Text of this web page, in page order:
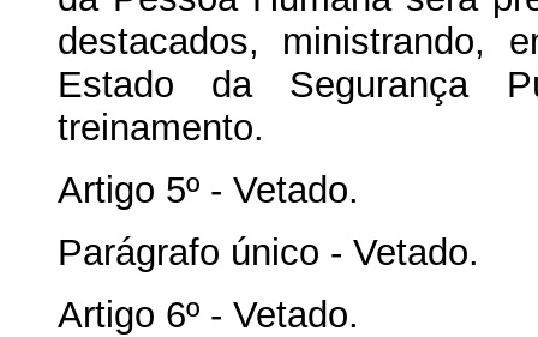
destacados, ministrando,
Estado da Segurança
treinamento.
Artigo 5º - Vetado.
Parágrafo único - Vetado.
Artigo 6º - Vetado.